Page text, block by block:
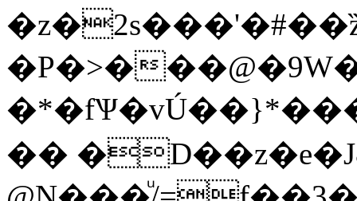
�P�>�
��